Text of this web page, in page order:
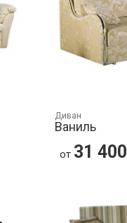
Диван
Ваниль
от 31 400